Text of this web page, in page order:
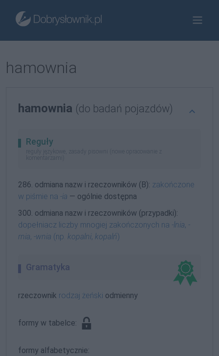
hamownia
hamownia (do badań pojazdów)
Reguły
reguły językowe, zasady pisowni (nowe opracowanie z
komentarzami)
286. odmiana nazw i rzeczowników (B): zakończone
w piśmie na -ia — ogólnie dostępna
300. odmiana nazw i rzeczowników (przypadki):
dopełniacz liczby mnogiej zakończonych na -lnia, -
rnia, -wnia (np. kopalni, kopalń)
Gramatyka
rzeczownik rodzaj żeński odmienny
formy w tabelce:
formy alfabetycznie: